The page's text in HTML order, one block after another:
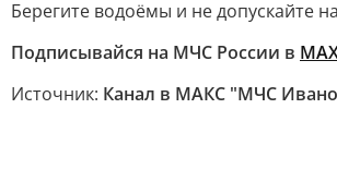
Берегите водоёмы и не допускайте
Подписывайся на МЧС России в
Источник: Канал в МАКС "МЧС